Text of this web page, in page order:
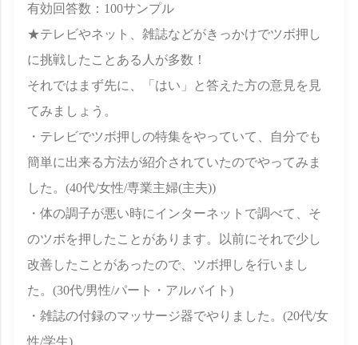
有効回答数：100サンプル
★テレビやネット、雑誌などがきっかけでツボ押し
に挑戦したことある人が多数！
それではまず先に、「はい」と答えた方の意見を見
てみましょう。
・テレビでツボ押しの特集をやっていて、自分でも
簡単に出来る方法が紹介されていたのでやってみま
した。(40代/女性/専業主婦(主夫))
・体の調子が悪い時にインターネットで調べて、そ
のツボを押したことがあります。以前にそれで少し
改善したことがあったので、ツボ押しを行いまし
た。(30代/男性/パート・アルバイト)
・雑誌の付録のマッサージ器でやりました。(20代/女
性/学生)